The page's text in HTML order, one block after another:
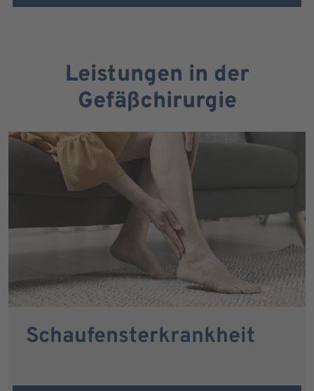
Leistungen in der
Gefäßchirurgie
Schaufensterkrankheit